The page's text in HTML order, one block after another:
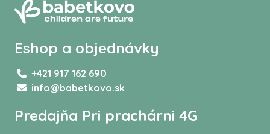
Eshop a objednávky
+421 917 162 690
info@babetkovo.sk
Predajňa Pri prachárni 4G